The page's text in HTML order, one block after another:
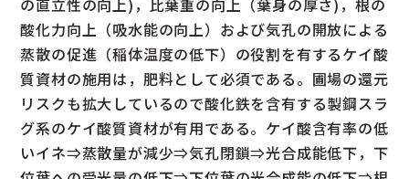
酸化力向上（吸水能の向上）および気孔の開放による
蒸散の促進（稲体温度の低下）の役割を有するケイ酸
質資材の施用は，肥料として必須である。圃場の還元
リスクも拡大しているので酸化鉄を含有する製鋼スラ
グ系のケイ酸質資材が有用である。ケイ酸含有率の低
いイネ⇒蒸散量が減少⇒気孔閉鎖⇒光合成能低下，下